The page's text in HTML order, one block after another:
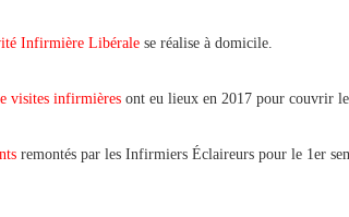
Infirmière Libérale se réalise à domicile.
visites infirmières ont eu lieux en 2017 pour couvrir
remontés par les Infirmiers Éclaireurs pour le 1er